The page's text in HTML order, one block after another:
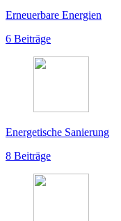
Erneuerbare Energien
6 Beiträge
Energetische Sanierung
8 Beiträge